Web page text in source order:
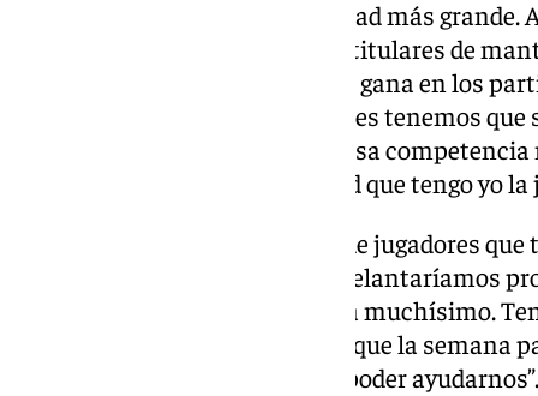
Había un nivel de responsabilidad más
sueltos. No es momento de dar titulares de
una temporada la titularidad se gana en los
entrenamiento. Los entrenadores tenemos
incómoda pero es muy buena. Esa
competencia y esa incomodidad que tengo yo
Dani Lorenzo. “El problema es de jugadores
fuera la última jornada igual adelantaríamos
quemando etapas porque queda muchísimo.
todos preparados. Dani al igual que la semana
semana y está preparado para poder ayudarnos”.